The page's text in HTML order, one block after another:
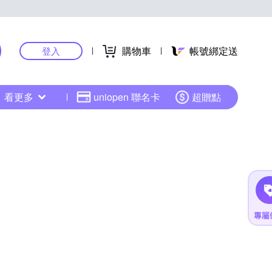
登入 購物車 帳號綁定送
看更多 uniopen 聯名卡 超贈點